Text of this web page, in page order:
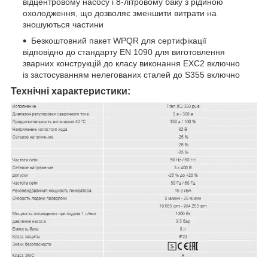
охолодження, що дозволяє зменшити витрати на
зношуються частини
Безкоштовний пакет WPQR для сертифікації
відповідно до стандарту EN 1090 для виготовлення
зварних конструкцій до класу виконання EXC2 включно
із застосуванням нелегованих сталей до S355 включно
Технічні характеристики: